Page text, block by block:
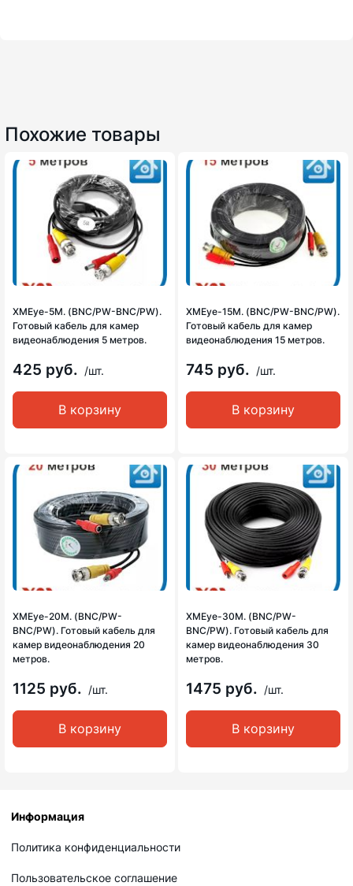
Похожие товары
XMEye-5М. (BNC/PW-BNC/PW).
Готовый кабель для камер
видеонаблюдения 5 метров.
425 руб. /шт.
В корзину
XMEye-15М. (BNC/PW-BNC/PW).
Готовый кабель для камер
видеонаблюдения 15 метров.
745 руб. /шт.
В корзину
XMEye-20М. (BNC/PW-
BNC/PW). Готовый кабель для
камер видеонаблюдения 20
метров.
1125 руб. /шт.
В корзину
XMEye-30М. (BNC/PW-
BNC/PW). Готовый кабель для
камер видеонаблюдения 30
метров.
1475 руб. /шт.
В корзину
Информация
Политика конфиденциальности
Пользовательское соглашение